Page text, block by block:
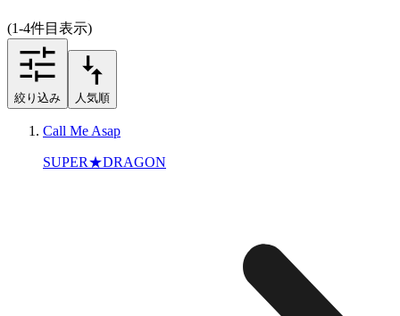
(1-4件目表示)
絞り込み 人気順
Call Me Asap
SUPER★DRAGON